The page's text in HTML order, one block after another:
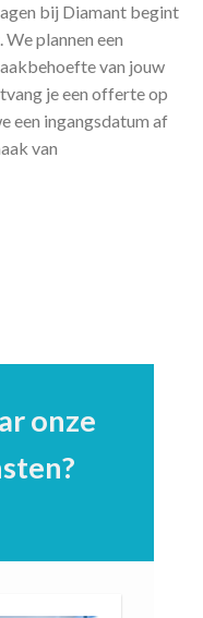
bij Diamant begint
plannen een
van jouw
je een offerte op
een ingangsdatum af
van
onze